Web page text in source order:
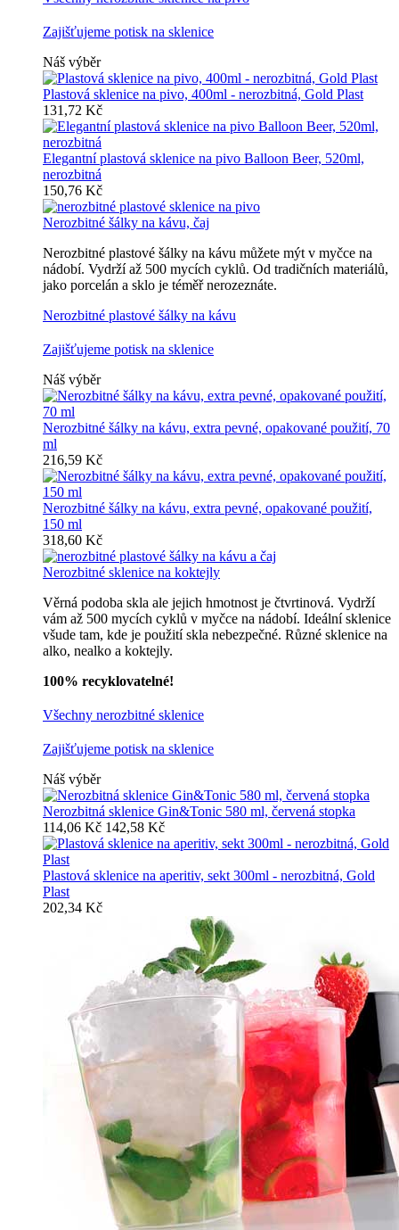
Zajišťujeme potisk na sklenice
Náš výběr
Plastová sklenice na pivo, 400ml - nerozbitná, Gold Plast
131,72 Kč
Elegantní plastová sklenice na pivo Balloon Beer, 520ml,
nerozbitná
150,76 Kč
Nerozbitné šálky na kávu, čaj
Nerozbitné plastové šálky na kávu můžete mýt v myčce na
nádobí. Vydrží až 500 mycích cyklů. Od tradičních materiálů,
jako porcelán a sklo je téměř nerozeznáte.
Nerozbitné plastové šálky na kávu
Zajišťujeme potisk na sklenice
Náš výběr
Nerozbitné šálky na kávu, extra pevné, opakované použití, 70
ml
216,59 Kč
Nerozbitné šálky na kávu, extra pevné, opakované použití,
150 ml
318,60 Kč
Nerozbitné sklenice na koktejly
Věrná podoba skla ale jejich hmotnost je čtvrtinová. Vydrží
vám až 500 mycích cyklů v myčce na nádobí. Ideální sklenice
všude tam, kde je použití skla nebezpečné. Různé sklenice na
alko, nealko a koktejly.
100% recyklovatelné!
Všechny nerozbitné sklenice
Zajišťujeme potisk na sklenice
Náš výběr
Nerozbitná sklenice Gin&Tonic 580 ml, červená stopka
114,06 Kč 142,58 Kč
Plastová sklenice na aperitiv, sekt 300ml - nerozbitná, Gold
Plast
202,34 Kč